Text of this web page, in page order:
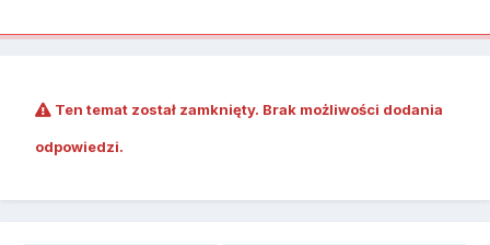
Ten temat został zamknięty. Brak możliwości dodania
odpowiedzi.